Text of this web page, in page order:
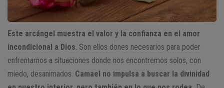
Este arcángel muestra el valor y la confianza en el amor
incondicional a Dios. Son ellos dones necesarios para poder
enfrentarnos a situaciones donde nos encontremos solos, con
miedo, desanimados. Camael no impulsa a buscar la divinidad